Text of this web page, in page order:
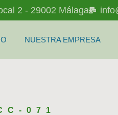
2 - 29002 Málaga
NUESTRA EMPRESA
071